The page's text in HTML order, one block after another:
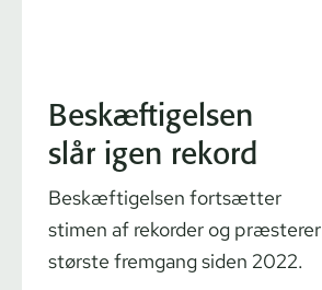
Beskæftigelsen
slår igen rekord
Beskæftigelsen fortsætter
stimen af rekorder og præsterer
største fremgang siden 2022.